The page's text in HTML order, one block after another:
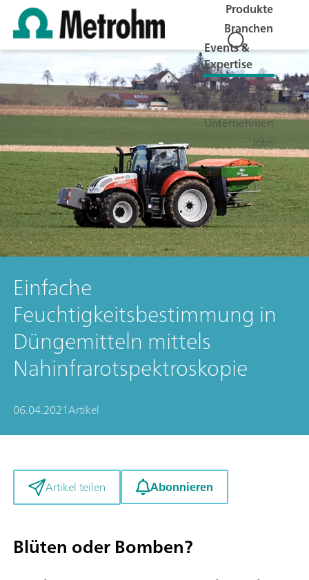
Produkte
Branchen
Events &
Expertise
Support &
Service
Unternehmen
Jobs
Einfache
Feuchtigkeitsbestimmung in
Düngemitteln mittels
Nahinfrarotspektroskopie
06.04.2021Artikel
Artikel teilen Abonnieren
Blüten oder Bomben?